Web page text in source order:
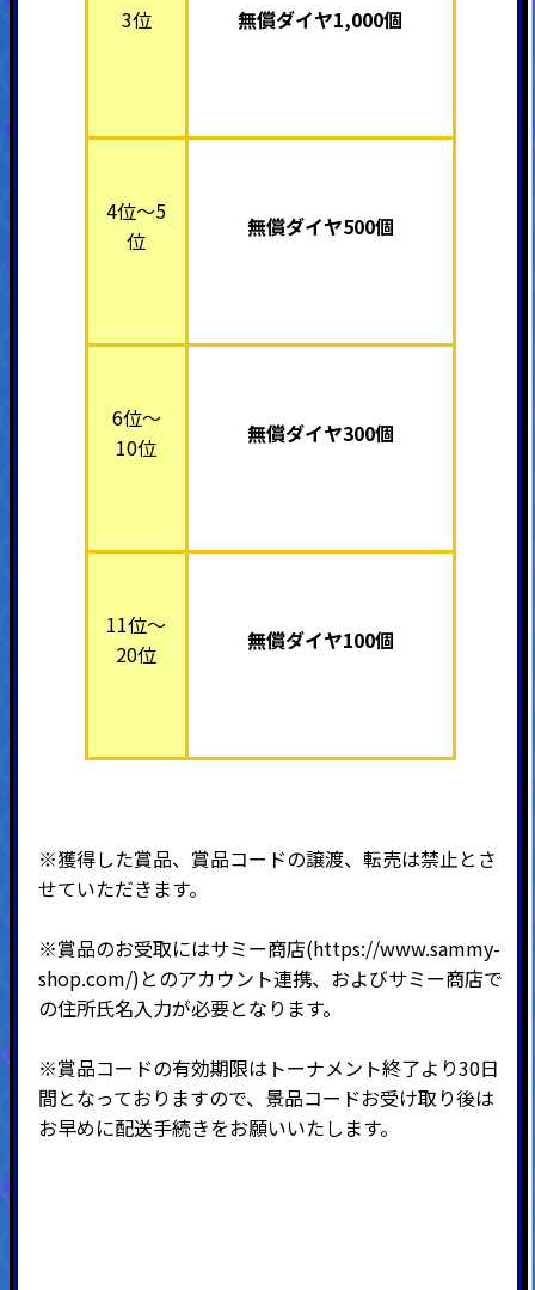
3位 無償ダイヤ1,000個
4位～5
位
無償ダイヤ500個
6位～
10位
無償ダイヤ300個
11位～
20位
無償ダイヤ100個
※獲得した賞品、賞品コードの譲渡、転売は禁止とさ
せていただきます。
※賞品のお受取にはサミー商店(https://www.sammy-
shop.com/)とのアカウント連携、およびサミー商店で
の住所氏名入力が必要となります。
※賞品コードの有効期限はトーナメント終了より30日
間となっておりますので、景品コードお受け取り後は
お早めに配送手続きをお願いいたします。